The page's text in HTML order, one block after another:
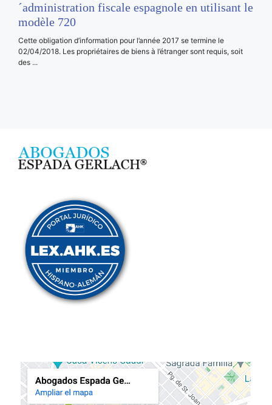
´administration fiscale espagnole en utilisant le
modèle 720
Cette obligation d’information pour l’année 2017 se termine le
02/04/2018. Les propriétaires de biens à l’étranger sont requis, soit
des ...